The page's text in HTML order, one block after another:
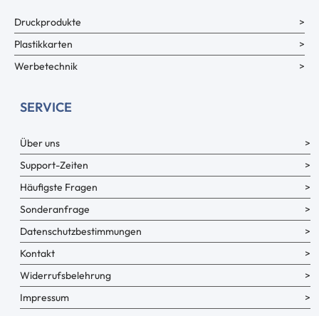
Druckprodukte
Plastikkarten
Werbetechnik
SERVICE
Über uns
Support-Zeiten
Häufigste Fragen
Sonderanfrage
Datenschutzbestimmungen
Kontakt
Widerrufsbelehrung
Impressum